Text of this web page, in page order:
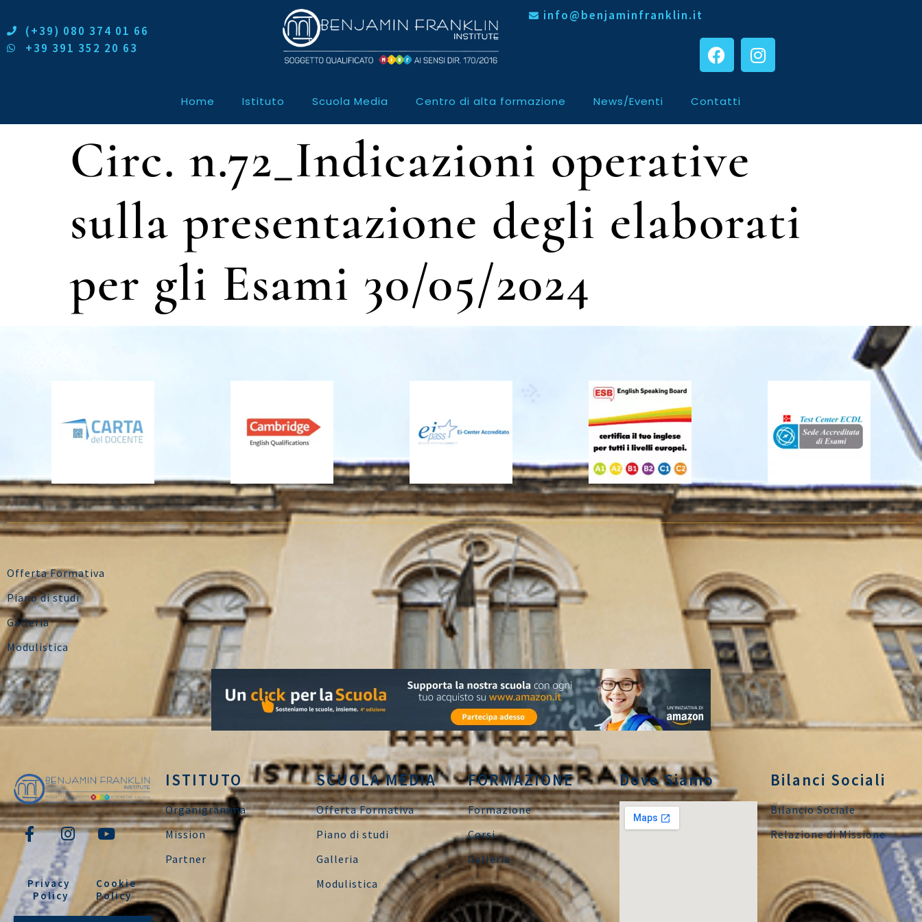
(+39) 080 374 01 66
+39 391 352 20 63
info@benjaminfranklin.it
Home Istituto Scuola Media Centro di alta formazione News/Eventi Contatti
Circ. n.72_Indicazioni operative
sulla presentazione degli elaborati
per gli Esami 30/05/2024
Offerta Formativa
Piano di studi
Galleria
Modulistica
Privacy
Policy
Cookie
Policy
ISTITUTO
Organigramma
Mission
Partner
SCUOLA MEDIA
Offerta Formativa
Piano di studi
Galleria
Modulistica
FORMAZIONE
Formazione
Corsi
Galleria
Dove Siamo Bilanci Sociali
Bilancio Sociale
Relazione di Missione